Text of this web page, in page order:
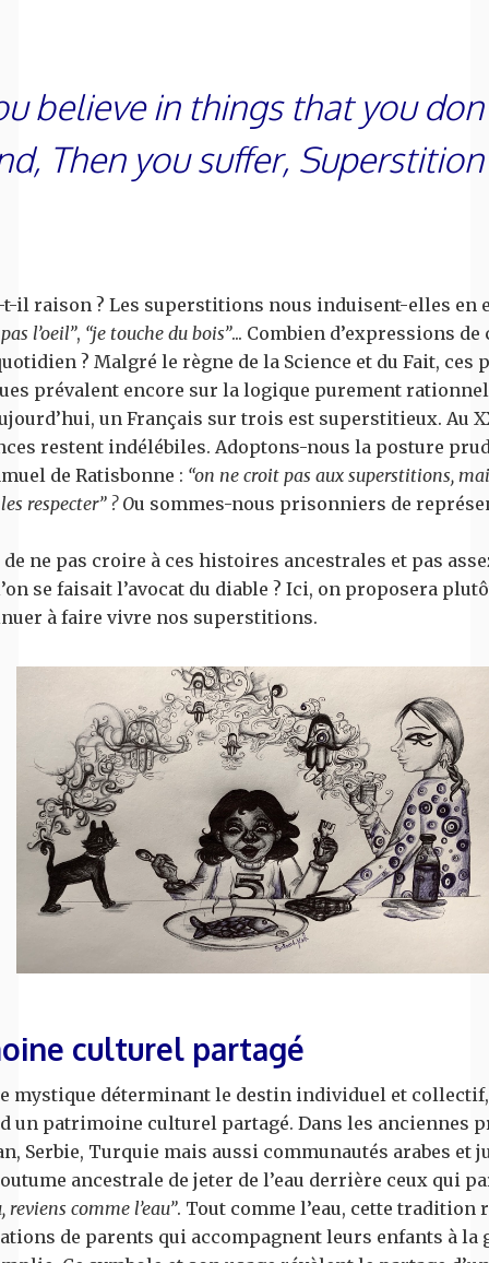
believe in things that you
Then you suffer, Superstition
t-il raison ? Les superstitions nous induisent-elles en
l’oeil”, “je touche du bois”... Combien d’expressions de
? Malgré le règne de la Science et du Fait, ces
prévalent encore sur la logique purement
un Français sur trois est superstitieux. Au
restent indélébiles. Adoptons-nous la posture
de Ratisbonne : “on ne croit pas aux superstitions,
respecter” ? Ou sommes-nous prisonniers de
ne pas croire à ces histoires ancestrales et pas
se faisait l’avocat du diable ? Ici, on proposera
à faire vivre nos superstitions.
culturel partagé
mystique déterminant le destin individuel et
un patrimoine culturel partagé. Dans les anciennes
Serbie, Turquie mais aussi communautés arabes et
ancestrale de jeter de l’eau derrière ceux qui
reviens comme l’eau”. Tout comme l’eau, cette tradition
de parents qui accompagnent leurs enfants à la